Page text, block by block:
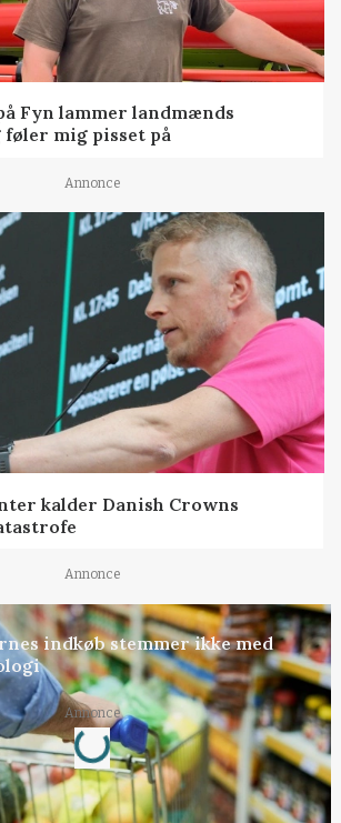
Fyn lammer landmænds
føler mig pisset på
Annonce
kalder Danish Crowns
Annonce
indkøb stemmer ikke med
Annonce
Loading...